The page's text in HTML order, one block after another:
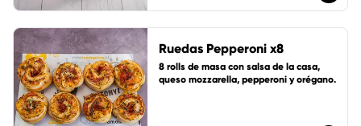
Ruedas Pepperoni x8
8 rolls de masa con salsa de la casa,
queso mozzarella, pepperoni y orégano.